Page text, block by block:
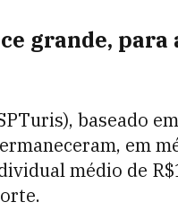
grande, para
baseado
em
médio de